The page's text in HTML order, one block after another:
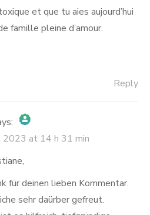
et que tu aies aujourd’hui
famille pleine d’amour.
Reply
2023 at 14 h 31 min
für deinen lieben Kommentar.
sehr daürber gefreut.